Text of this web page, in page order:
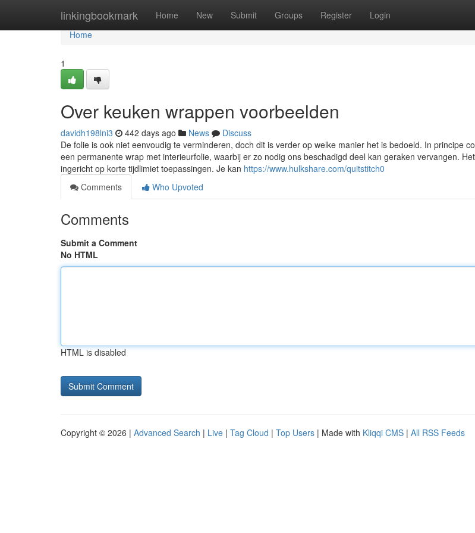
linkingbookmark Home New Submit Groups Register Login
Home
Home
1
Over keuken wrappen voorbeelden
davidh198lni3 442 days ago News
Discuss
De folie is ook niet eenvoudig te verminderen, doch dit is verder op welke manier het is bedoeld. In principe
een permanente wrap met interieurfolie, waarbij er zo nodig ons beschadigd deel kan geraken vervangen.
ingericht op korte tijdlimiet toepassingen. Je kan https://www.hulkshare.com/quitstitch0
Comments
Who Upvoted
Comments
Submit a Comment
No HTML
HTML is disabled
Copyright © 2026 | Advanced Search | Live | Tag Cloud | Top Users | Made with Kliqqi CMS | All RSS Feeds